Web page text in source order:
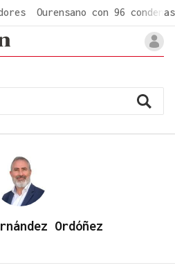
Ourensano con 96 condenas
Ordóñez